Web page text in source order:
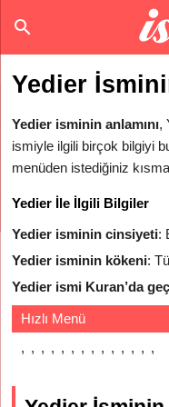
Yedier
Yedier isminin anlamını,
ismiyle ilgili birçok bilgiyi
menüden istediğiniz
Yedier İle İlgili Bilgiler
Yedier isminin cinsiyeti:
Yedier isminin kökeni:
Yedier ismi Kuran’da
Hızlı Menü